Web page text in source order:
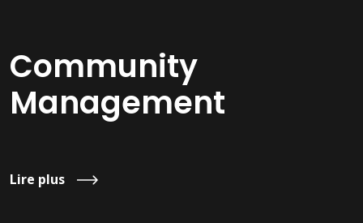
Community
Management
Lire plus